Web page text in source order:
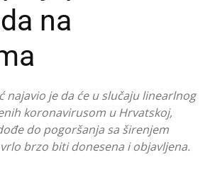
na
najavio je da će u slučaju linearlnog
koronavirusom u Hrvatskoj,
do pogoršanja sa širenjem
brzo biti donesena i objavljena.